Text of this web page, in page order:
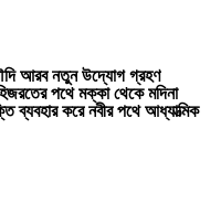
আরব নতুন উদ্যোগ গ্রহণ
পথে মক্কা থেকে মদিনা
করে নবীর পথে আধ্যাত্মিক